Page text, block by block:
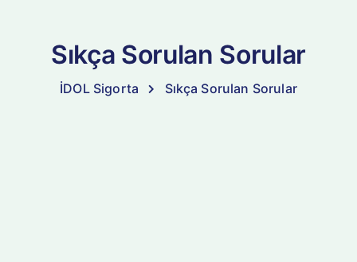
Sıkça Sorulan Sorular
İDOL Sigorta Sıkça Sorulan Sorular